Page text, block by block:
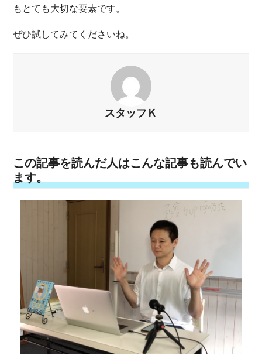
もとても大切な要素です。
ぜひ試してみてくださいね。
スタッフＫ
この記事を読んだ人はこんな記事も読んでい
ます。